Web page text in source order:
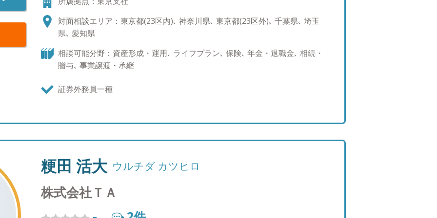
対面相談エリア：東京都(23区内)､ 神奈川県､ 東京都(23区外)､ 千葉県､ 埼玉
県､ 愛知県
相談可能分野：資産形成・運用､ ライフプラン､ 保険､ 年金・退職金､ 相続・
贈与､ 事業譲渡・承継
証券外務員一種
粳田 活大 ウルチダ カツヒロ
株式会社ＴＡ